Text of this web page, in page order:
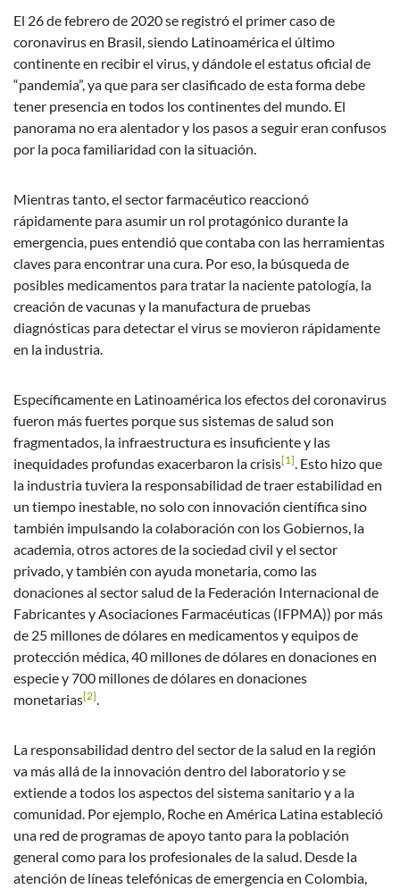
El 26 de febrero de 2020 se registró el primer caso de
coronavirus en Brasil, siendo Latinoamérica el último
continente en recibir el virus, y dándole el estatus oficial de
“pandemia”, ya que para ser clasificado de esta forma debe
tener presencia en todos los continentes del mundo. El
panorama no era alentador y los pasos a seguir eran confusos
por la poca familiaridad con la situación.
Mientras tanto, el sector farmacéutico reaccionó
rápidamente para asumir un rol protagónico durante la
emergencia, pues entendió que contaba con las herramientas
claves para encontrar una cura. Por eso, la búsqueda de
posibles medicamentos para tratar la naciente patología, la
creación de vacunas y la manufactura de pruebas
diagnósticas para detectar el virus se movieron rápidamente
en la industria.
Específicamente en Latinoamérica los efectos del coronavirus
fueron más fuertes porque sus sistemas de salud son
fragmentados, la infraestructura es insuficiente y las
inequidades profundas exacerbaron la crisis[1] . Esto hizo que
la industria tuviera la responsabilidad de traer estabilidad en
un tiempo inestable, no solo con innovación científica sino
también impulsando la colaboración con los Gobiernos, la
academia, otros actores de la sociedad civil y el sector
privado, y también con ayuda monetaria, como las
donaciones al sector salud de la Federación Internacional de
Fabricantes y Asociaciones Farmacéuticas (IFPMA)) por más
de 25 millones de dólares en medicamentos y equipos de
protección médica, 40 millones de dólares en donaciones en
especie y 700 millones de dólares en donaciones
monetarias[2]
La responsabilidad dentro del sector de la salud en la región
va más allá de la innovación dentro del laboratorio y se
extiende a todos los aspectos del sistema sanitario y a la
comunidad. Por ejemplo, Roche en América Latina estableció
una red de programas de apoyo tanto para la población
general como para los profesionales de la salud. Desde la
atención de líneas telefónicas de emergencia en Colombia,